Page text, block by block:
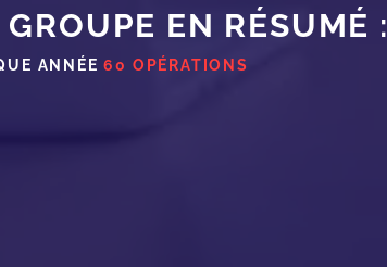
EN RÉSUMÉ :
ANNÉE 60 OPÉRATIONS